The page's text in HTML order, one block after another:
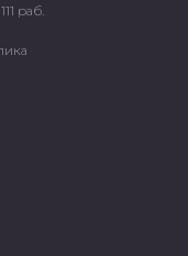
раб.